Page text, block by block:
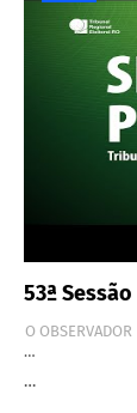
53ª
O OBSERVADOR
…
…